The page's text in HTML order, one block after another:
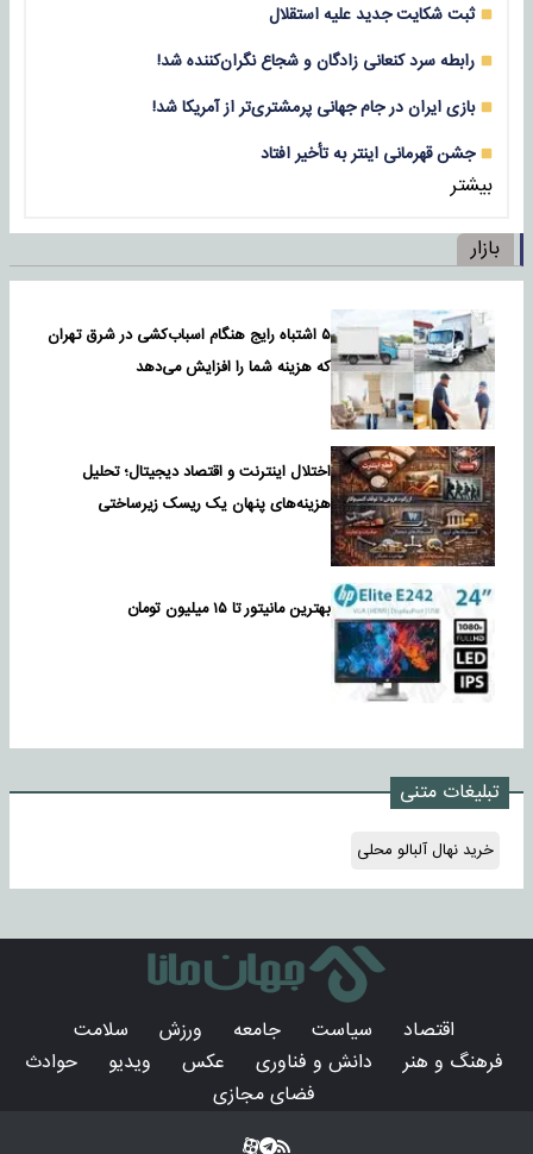
ثبت شکایت جدید علیه استقلال
رابطه سرد کنعانی زادگان و شجاع نگران‌کننده شد!
بازی‌ ایران در جام جهانی پرمشتری‌تر از آمریکا شد!
جشن قهرمانی اینتر به تأخیر افتاد
بیشتر
بازار
۵ اشتباه رایج هنگام اسباب‌کشی در شرق تهران
که هزینه شما را افزایش می‌دهد
اختلال اینترنت و اقتصاد دیجیتال؛ تحلیل
هزینه‌های پنهان یک ریسک زیرساختی
بهترین مانیتور تا ۱۵ میلیون تومان
تبلیغات متنی
خرید نهال آلبالو محلی
اقتصاد سیاست جامعه ورزش
سلامت
فرهنگ و هنر
دانش و فناوری عکس ویدیو
حوادث
فضای مجازی